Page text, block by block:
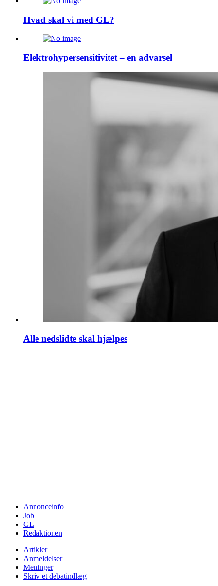
Hvad skal vi med GL?
Elektrohypersensitivitet – en advarsel
Alle nedslidte skal hjælpes
Annonceinfo
Job
GL
Redaktionen
Artikler
Anmeldelser
Meninger
Skriv et debatindlæg